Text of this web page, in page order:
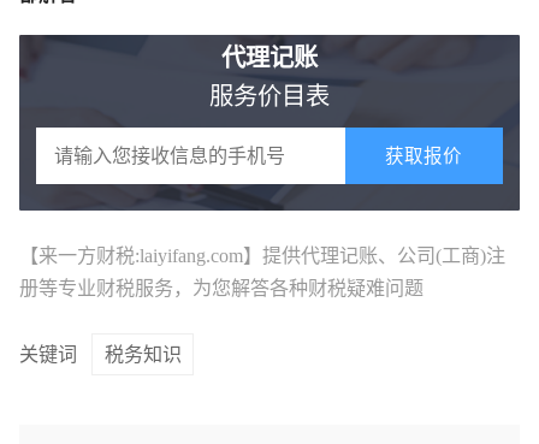
代理记账
服务价目表
获取报价
【来一方财税:laiyifang.com】提供代理记账、公司(工商)注
册等专业财税服务，为您解答各种财税疑难问题
关键词 税务知识